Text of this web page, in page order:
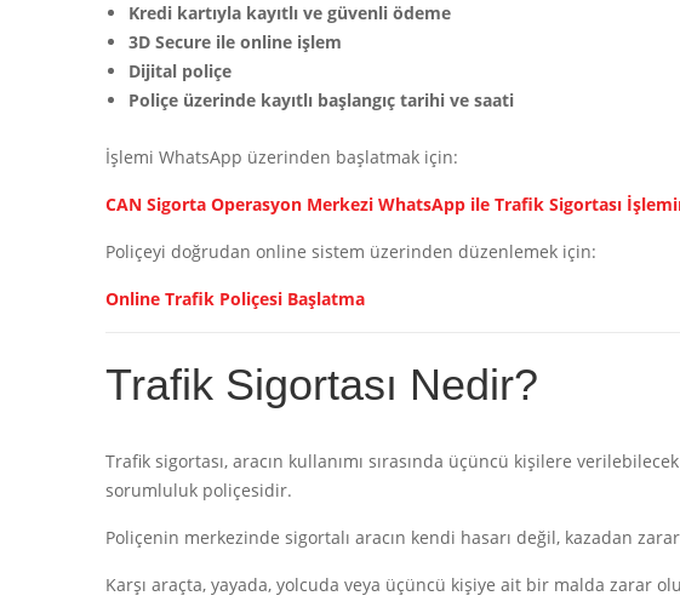
Kredi kartıyla kayıtlı ve güvenli ödeme
3D Secure ile online işlem
Dijital poliçe
Poliçe üzerinde kayıtlı başlangıç tarihi ve saati
İşlemi WhatsApp üzerinden başlatmak için:
CAN Sigorta Operasyon Merkezi WhatsApp ile Trafik Sigortası
Poliçeyi doğrudan online sistem üzerinden düzenlemek için:
Online Trafik Poliçesi Başlatma
Trafik Sigortası Nedir?
Trafik sigortası, aracın kullanımı sırasında üçüncü kişilere
sorumluluk poliçesidir.
Poliçenin merkezinde sigortalı aracın kendi hasarı değil, kazadan
Karşı araçta, yayada, yolcuda veya üçüncü kişiye ait bir malda zarar